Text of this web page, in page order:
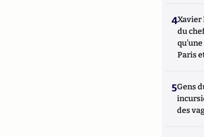
4Xavier
du
Paris
5Gens
des